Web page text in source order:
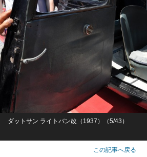
ダットサン ライトバン改（1937）（5/43）
この記事へ戻る